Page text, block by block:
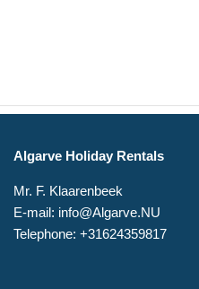
Algarve Holiday Rentals
Mr. F. Klaarenbeek
E-mail: info@Algarve.NU
Telephone: +31624359817